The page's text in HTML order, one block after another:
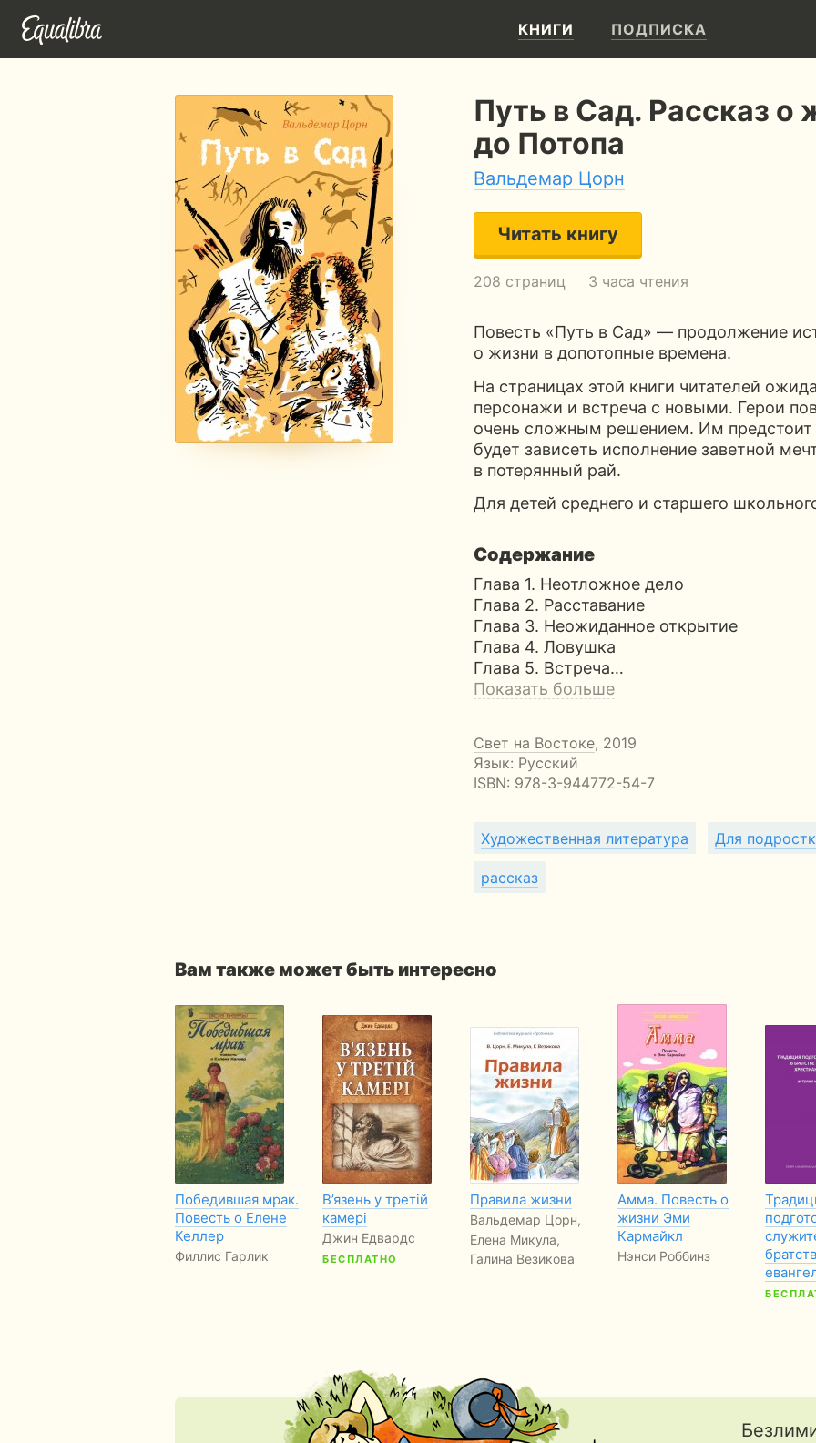
КНИГИ ПОДПИСКА
Путь в Сад. Рассказ о
до Потопа
Вальдемар Цорн
Читать книгу
208 страниц 3 часа чтения
Повесть «Путь в Сад» — продолжение
о жизни в допотопные времена.
На страницах этой книги читателей
персонажи и встреча с новыми. Герои
очень сложным решением. Им предстоит
будет зависеть исполнение заветной
в потерянный рай.
Для детей среднего и старшего
Содержание
Глава 1. Неотложное дело
Глава 2. Расставание
Глава 3. Неожиданное открытие
Глава 4. Ловушка
Глава 5. Встреча…
Показать больше
Свет на Востоке, 2019
Язык: Русский
ISBN: 978-3-944772-54-7
Художественная литература Для
рассказ
Вам также может быть интересно
Победившая мрак.
Повесть о Елене
Келлер
Филлис Гарлик
В’язень у третій
камері
Джин Едвардс
БЕСПЛАТНО
Правила жизни
Вальдемар Цорн,
Елена Микула,
Галина Везикова
Амма. Повесть о
жизни Эми
Кармайкл
Нэнси Роббинз